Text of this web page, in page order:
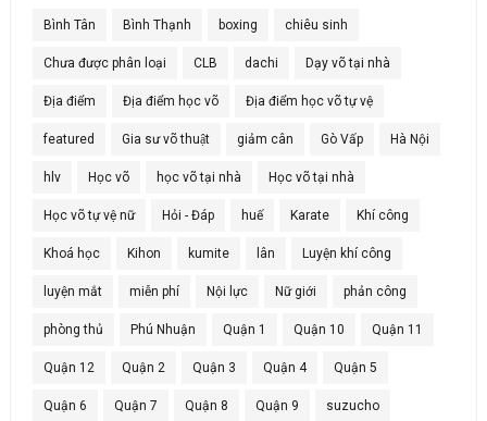
Bình Tân Bình Thạnh boxing chiêu sinh
Chưa được phân loại CLB dachi Dạy võ tại nhà
Địa điểm Địa điểm học võ Địa điểm học võ tự vệ
featured Gia sư võ thuật giảm cân Gò Vấp Hà Nội
hlv Học võ học võ tại nhà Học võ tại nhà
Học võ tự vệ nữ Hỏi - Đáp huế Karate Khí công
Khoá học Kihon kumite lân Luyện khí công
luyện mắt miễn phí Nội lực Nữ giới phản công
phòng thủ Phú Nhuận Quận 1 Quận 10 Quận 11
Quận 12 Quận 2 Quận 3 Quận 4 Quận 5
Quận 6 Quận 7 Quận 8 Quận 9 suzucho